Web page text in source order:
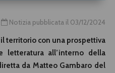
Notizia pubblicata il 03/12/2024
territorio con una prospettiva
letteratura all’interno della
da Matteo Gambaro del